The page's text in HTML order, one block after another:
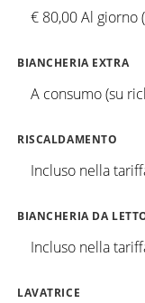
€ 80,00 Al giorno
BIANCHERIA EXTRA
A consumo (su
RISCALDAMENTO
Incluso nella
BIANCHERIA DA
Incluso nella
LAVATRICE